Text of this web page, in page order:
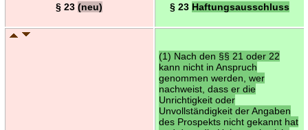
§ 23 (neu) § 23 Haftungsausschluss
(1) Nach den §§ 21 oder 22
kann nicht in Anspruch
genommen werden, wer
nachweist, dass er die
Unrichtigkeit oder
Unvollständigkeit der Angaben
des Prospekts nicht gekannt hat